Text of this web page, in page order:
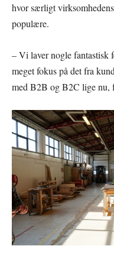
hvor særligt
populære.
– Vi laver nogle fantastisk
meget fokus på det fra
med B2B og B2C lige nu,